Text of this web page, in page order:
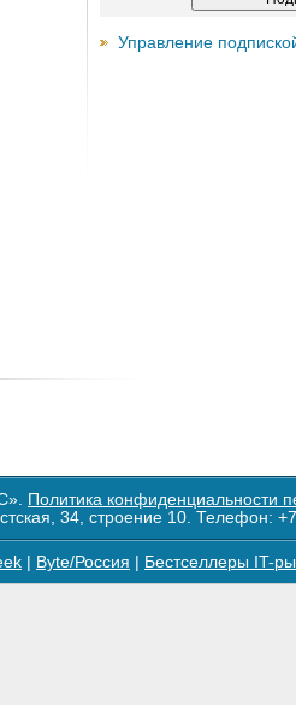
Управление
Политика конфиденциальности
34, строение 10. Телефон:
Byte/Россия Бестселлеры IT-